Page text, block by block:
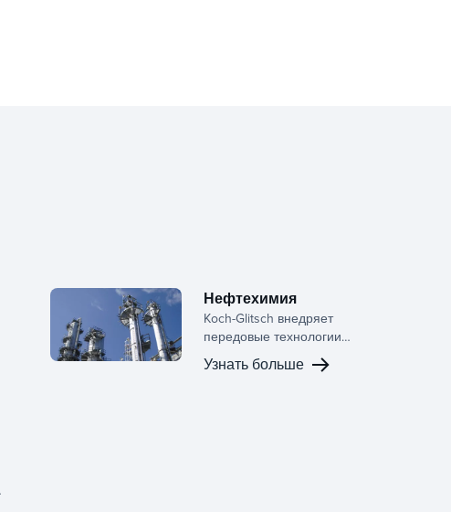
Нефтехимия
Koch-Glitsch внедряет
передовые технологии
массопередачи и
фазового разделения
Узнать больше